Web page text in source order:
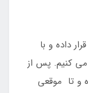
داده و با
کنیم. پس از
و تا موقعی